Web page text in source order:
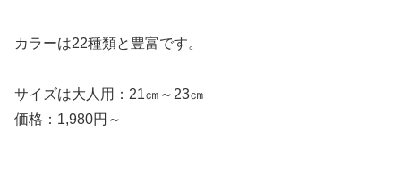
カラーは22種類と豊富です。
サイズは大人用：21㎝～23㎝
価格：1,980円～